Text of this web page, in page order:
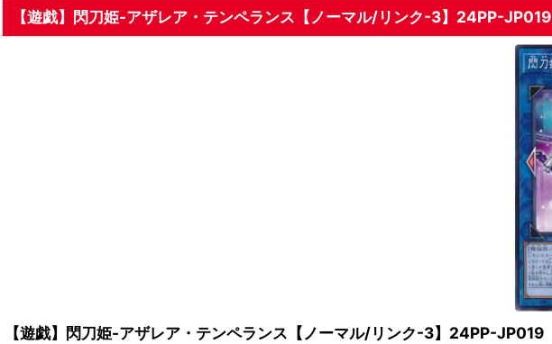
【遊戯】閃刀姫-アザレア・テンペランス【ノーマル/リンク-3】24PP-JP019
【遊戯】閃刀姫-アザレア・テンペランス【ノーマル/リンク-3】24PP-JP019